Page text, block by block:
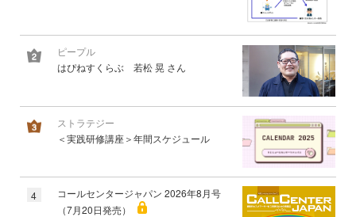
ピープル
はぴねすくらぶ 若松 晃 さん
ストラテジー
＜実践研修講座＞年間スケジュール
4
コールセンタージャパン 2026年8月号
（7月20日発売）